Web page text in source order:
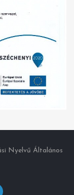
Nyelvű Általános